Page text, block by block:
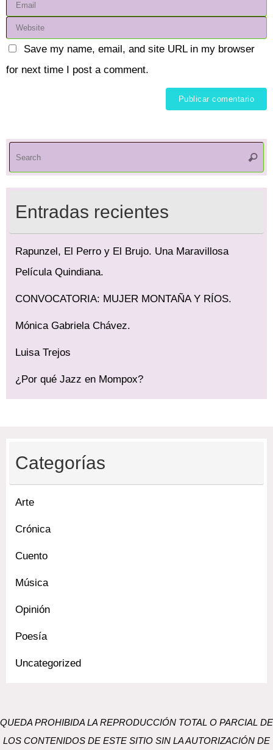
Save my name, email, and site URL in my browser
for next time I post a comment.
Entradas recientes
Rapunzel, El Perro y El Brujo. Una Maravillosa
Película Quindiana.
CONVOCATORIA: MUJER MONTAÑA Y RÍOS.
Mónica Gabriela Chávez.
Luisa Trejos
¿Por qué Jazz en Mompox?
Categorías
Arte
Crónica
Cuento
Música
Opinión
Poesía
Uncategorized
QUEDA PROHIBIDA LA REPRODUCCIÓN TOTAL O PARCIAL DE
LOS CONTENIDOS DE ESTE SITIO SIN LA AUTORIZACIÓN DE